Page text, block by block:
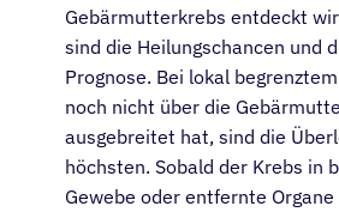
Gebärmutterkrebs entdeckt
sind die Heilungschancen und
Prognose. Bei lokal
noch nicht über die
ausgebreitet hat, sind die
höchsten. Sobald der Krebs in
Gewebe oder entfernte